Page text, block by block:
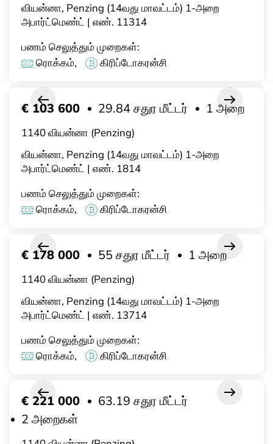
வியன்னா, Penzing (14வது மாவட்டம்) 1-அறை
அபார்ட்மெண்ட் | எண். 11314
பணம் செலுத்தும் முறைகள்:
ரொக்கம்,
கிரிப்டோகரன்சி
வியன்னா, Penzing (14வது மாவட்டம்) 1-அறை
அபார்ட்மெண்ட் | எண். 1814
€ 103 600 29.84 சதுர மீட்டர் 1 அறை
1140 வியன்னா (Penzing)
பணம் செலுத்தும் முறைகள்:
ரொக்கம்,
கிரிப்டோகரன்சி
வியன்னா, Penzing (14வது மாவட்டம்) 1-அறை
அபார்ட்மெண்ட் | எண். 13714
€ 178 000 55 சதுர மீட்டர் 1 அறை
1140 வியன்னா (Penzing)
பணம் செலுத்தும் முறைகள்:
ரொக்கம்,
கிரிப்டோகரன்சி
€ 221 000
63.19 சதுர மீட்டர்
2 அறைகள்